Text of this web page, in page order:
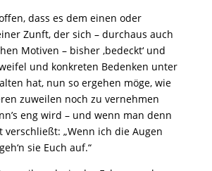
dass es dem einen oder
Zunft, der sich – durchaus auch
Motiven – bisher ‚bedeckt‘ und
und konkreten Bedenken unter
hat, nun so ergehen möge, wie
zuweilen noch zu vernehmen
eng wird – und wenn man denn
„Wenn ich die Augen
sie Euch auf.“